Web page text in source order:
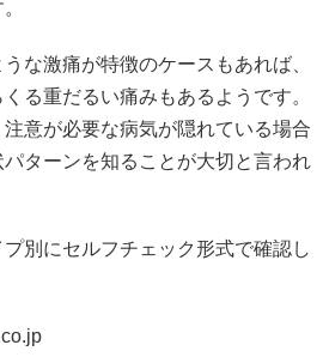
な激痛が特徴のケースもあれば、
る重だるい痛みもあるようです。
意が必要な病気が隠れている場合
ターンを知ることが大切と言われ
別にセルフチェック形式で確認し